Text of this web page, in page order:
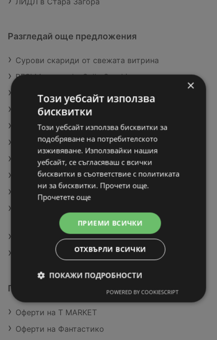
Разгледай още предложения
Сурови скариди от свежата витрина
RESI Мляно кафе Gallo Sunshine
AROSO Препарат за велосипед различни видове
Оферти на ЛИДЛ
Оферти на Жанет Гранд Маркет
Оферти на CBA Болеро
Актуални брошури на T MARKET
Актуални брошури на Супермаркет Flora
Актуални брошури на Stop4eto
Актуални брошури на Life Супермаркети
Магазини на ЛИДЛ в Видин
Подобни търговци
Оферти на T MARKET
Оферти на Фантастико
×
Този уебсайт използва
бисквитки
Този уебсайт използва бисквитки за
подобряване на потребителското
изживяване. Използвайки нашия
уебсайт, се съгласяваш с всички
бисквитки в съответствие с политиката
ни за бисквитки. Прочети още.
Прочетете още
ПРИЕМИ ВСИЧКИ
ОТХВЪРЛИ ВСИЧКИ
ПОКАЖИ ПОДРОБНОСТИ
POWERED BY COOKIESCRIPT